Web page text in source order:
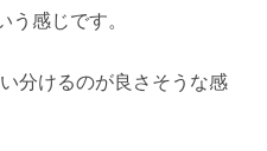
う感じです。
分けるのが良さそうな感